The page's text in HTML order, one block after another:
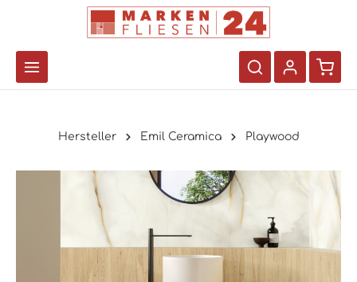
Hersteller Emil Ceramica Playwood